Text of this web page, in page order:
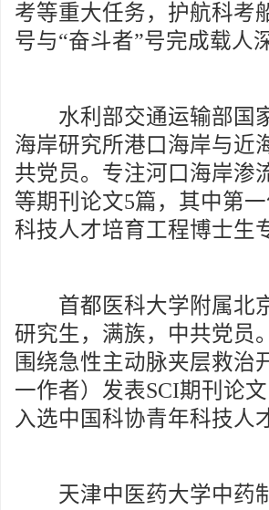
考等重大任务，护航科考
号与“奋斗者”号完成载人
水利部交通运输部国家
海岸研究所港口海岸与近
共党员。专注河口海岸渗
等期刊论文5篇，其中第
科技人才培育工程博士生
首都医科大学附属北京
研究生，满族，中共党员
围绕急性主动脉夹层救治
一作者）发表SCI期刊论
入选中国科协青年科技人
天津中医药大学中药制